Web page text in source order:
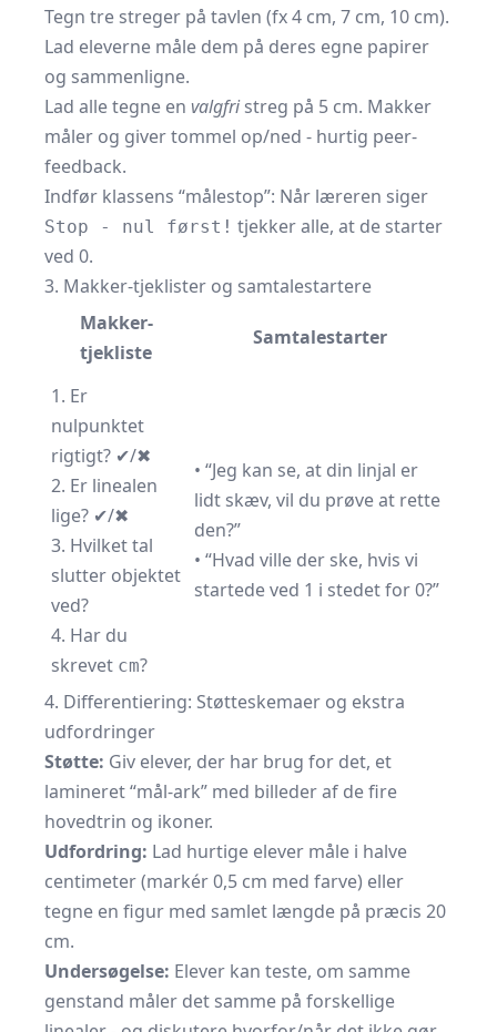
Tegn tre streger på tavlen (fx 4 cm, 7 cm, 10 cm).
Lad eleverne måle dem på deres egne papirer
og sammenligne.
Lad alle tegne en valgfristreg på 5 cm. Makker
måler og giver tommel op/ned - hurtig peer-
feedback.
Indfør klassens “målestop”: Når læreren siger
Stop - nul først! tjekker alle, at de starter
ved 0.
3. Makker-tjeklister og samtalestartere
Makker-
tjekliste
Samtalestarter
1. Er
nulpunktet
rigtigt? ✔/✖
2. Er linealen
lige? ✔/✖
3. Hvilket tal
slutter objektet
ved?
4. Har du
skrevet cm?
• “Jeg kan se, at din linjal er
lidt skæv, vil du prøve at rette
den?”
• “Hvad ville der ske, hvis vi
startede ved 1 i stedet for 0?”
4. Differentiering: Støtteskemaer og ekstra
udfordringer
Støtte: Giv elever, der har brug for det, et
lamineret “mål-ark” med billeder af de fire
hovedtrin og ikoner.
Udfordring: Lad hurtige elever måle i halve
centimeter (markér 0,5 cm med farve) eller
tegne en figur med samlet længde på præcis 20
cm.
Undersøgelse: Elever kan teste, om samme
genstand måler det samme på forskellige